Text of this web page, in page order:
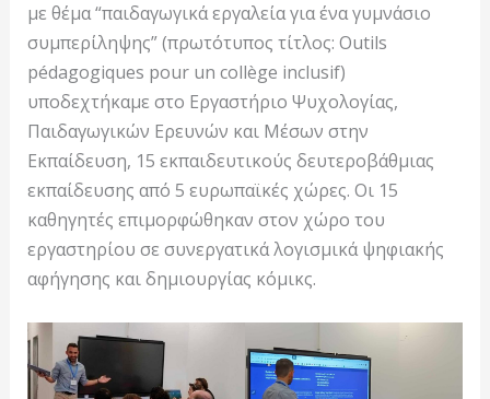
με θέμα “παιδαγωγικά εργαλεία για ένα γυμνάσιο
συμπερίληψης” (πρωτότυπος τίτλος: Outils
pédagogiques pour un collège inclusif)
υποδεχτήκαμε στο Εργαστήριο Ψυχολογίας,
Παιδαγωγικών Ερευνών και Μέσων στην
Εκπαίδευση, 15 εκπαιδευτικούς δευτεροβάθμιας
εκπαίδευσης από 5 ευρωπαϊκές χώρες. Οι 15
καθηγητές επιμορφώθηκαν στον χώρο του
εργαστηρίου σε συνεργατικά λογισμικά ψηφιακής
αφήγησης και δημιουργίας κόμικς.